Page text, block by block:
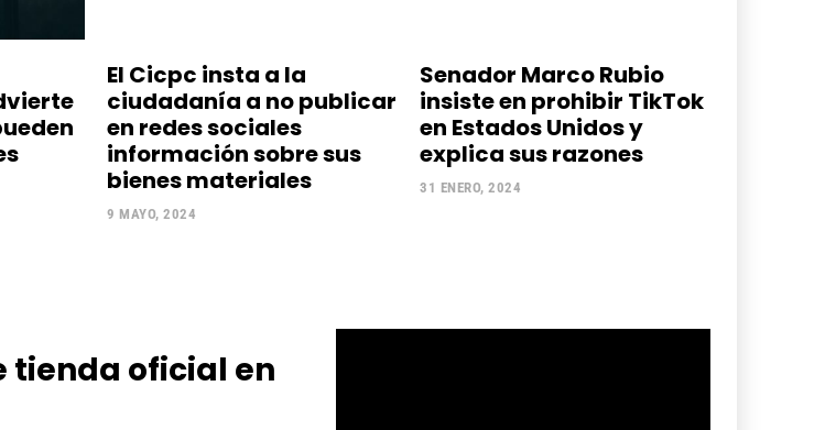
El Cicpc insta a la
ciudadanía a no publicar
en redes sociales
información sobre sus
bienes materiales
9 MAYO, 2024
Senador Marco Rubio
insiste en prohibir TikTok
en Estados Unidos y
explica sus razones
31 ENERO, 2024
tienda oficial en